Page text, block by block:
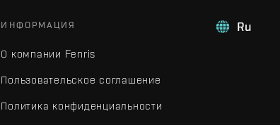
Ru
ИНФОРМАЦИЯ
О компании Fenris
Пользовательское соглашение
Политика конфиденциальности